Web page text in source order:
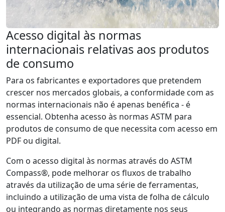
Acesso digital às normas
internacionais relativas aos produtos
de consumo
Para os fabricantes e exportadores que pretendem
crescer nos mercados globais, a conformidade com as
normas internacionais não é apenas benéfica - é
essencial. Obtenha acesso às normas ASTM para
produtos de consumo de que necessita com acesso em
PDF ou digital.
Com o acesso digital às normas através do ASTM
Compass®, pode melhorar os fluxos de trabalho
através da utilização de uma série de ferramentas,
incluindo a utilização de uma vista de folha de cálculo
ou integrando as normas diretamente nos seus